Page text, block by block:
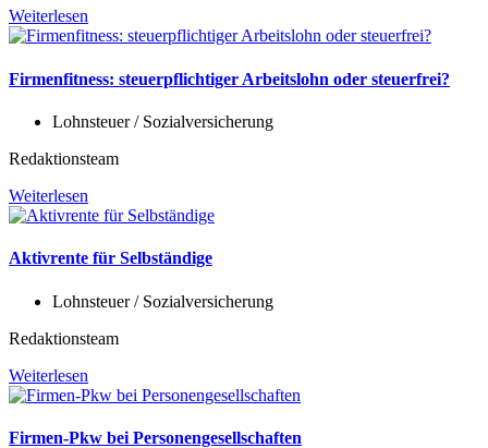
Weiterlesen
Firmenfitness: steuerpflichtiger Arbeitslohn oder steuerfrei?
Lohnsteuer / Sozialversicherung
Redaktionsteam
Weiterlesen
Aktivrente für Selbständige
Lohnsteuer / Sozialversicherung
Redaktionsteam
Weiterlesen
Firmen-Pkw bei Personengesellschaften